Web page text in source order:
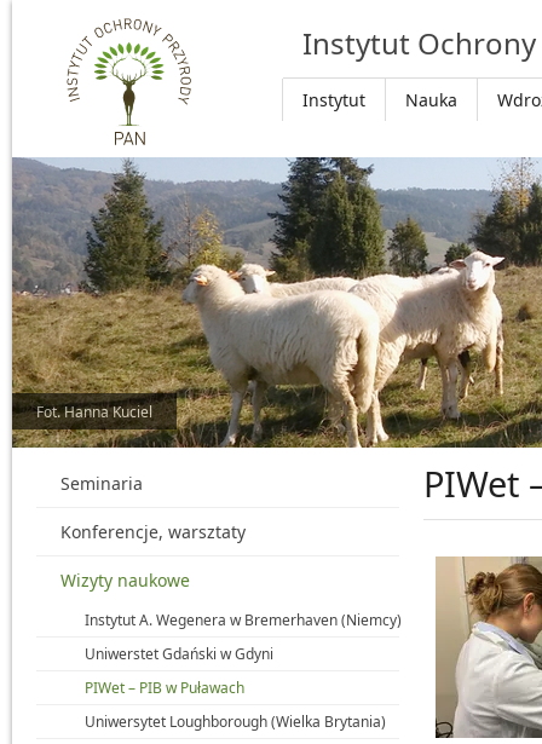
Przejdź do głównej treści
Instytut Ochrony
Instytut Nauka
Fot. Hanna Kuciel
Seminaria
Konferencje, warsztaty
Wizyty naukowe
Instytut A. Wegenera w Bremerhaven (Niemcy)
Uniwerstet Gdański w Gdyni
PIWet – PIB w Puławach
Uniwersytet Loughborough (Wielka Brytania)
PIWet